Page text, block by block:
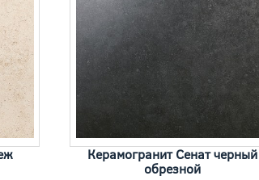
Керамогранит Сенат черный
обрезной